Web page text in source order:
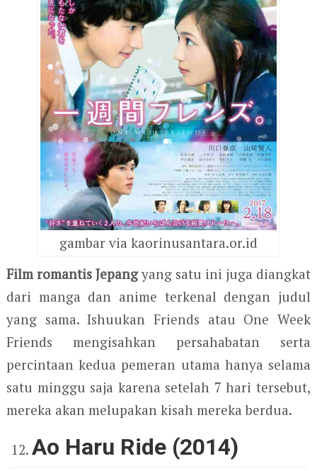
gambar via kaorinusantara.or.id
Film romantis Jepangyang satu ini juga diangkat
dari manga dan anime terkenal dengan judul
yang sama. Ishuukan Friends atau One Week
Friends mengisahkan persahabatan serta
percintaan kedua pemeran utama hanya selama
satu minggu saja karena setelah 7 hari tersebut,
mereka akan melupakan kisah mereka berdua.
Ao Haru Ride (2014)